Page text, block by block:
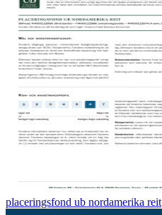
placeringsfond ub nordamerika reit